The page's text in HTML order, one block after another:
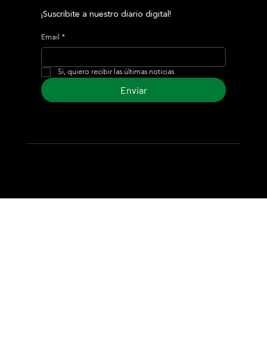
¡Suscribite a nuestro diario digital!
Email *
Si, quiero recibir las últimas noticias
Enviar